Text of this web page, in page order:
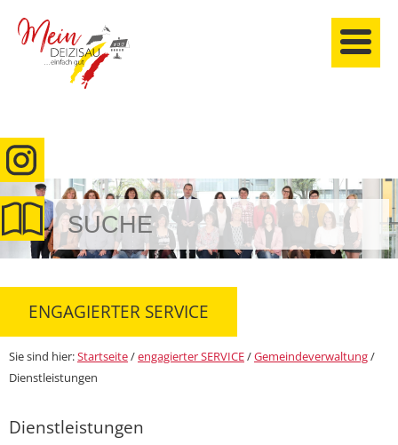
anmelden
ENGAGIERTER SERVICE
Sie sind hier:Startseite/engagierter SERVICE/Gemeindeverwaltung/
Dienstleistungen
Dienstleistungen